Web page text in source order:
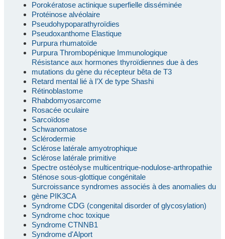
Porokératose actinique superfielle disséminée
Protéinose alvéolaire
Pseudohypoparathyroïdies
Pseudoxanthome Elastique
Purpura rhumatoïde
Purpura Thrombopénique Immunologique
Résistance aux hormones thyroïdiennes due à des
mutations du gène du récepteur bêta de T3
Retard mental lié à l’X de type Shashi
Rétinoblastome
Rhabdomyosarcome
Rosacée oculaire
Sarcoïdose
Schwanomatose
Sclérodermie
Sclérose latérale amyotrophique
Sclérose latérale primitive
Spectre ostéolyse multicentrique-nodulose-arthropathie
Sténose sous-glottique congénitale
Surcroissance syndromes associés à des anomalies du
gène PIK3CA
Syndrome CDG (congenital disorder of glycosylation)
Syndrome choc toxique
Syndrome CTNNB1
Syndrome d'Alport